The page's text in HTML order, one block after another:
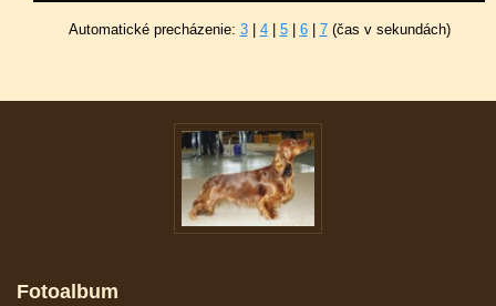
Automatické precházenie: 3| 4| 5| 6| 7(čas v sekundách)
Fotoalbum